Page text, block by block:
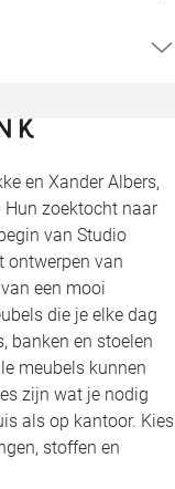
en Xander Albers,
Hun zoektocht naar
van Studio
ontwerpen van
een mooi
die je elke dag
banken en stoelen
meubels kunnen
zijn wat je nodig
als op kantoor. Kies
stoffen en